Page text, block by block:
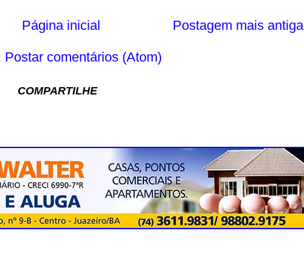
Postagem mais antiga
Página inicial
Postar comentários (Atom)
COMPARTILHE